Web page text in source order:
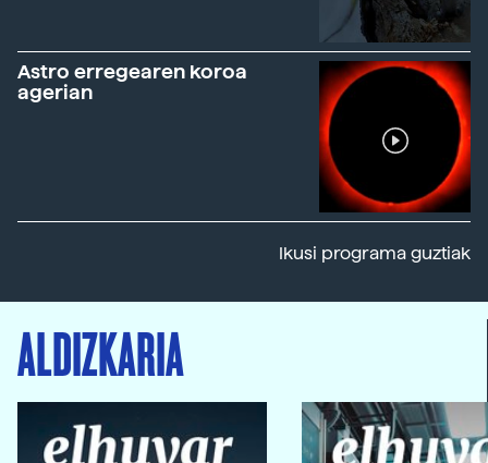
Astro erregearen koroa
agerian
Ikusi programa guztiak
ALDIZKARIA